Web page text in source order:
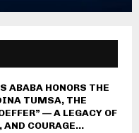
ABABA HONORS THE
TUMSA, THE
— A LEGACY OF
COURAGE...